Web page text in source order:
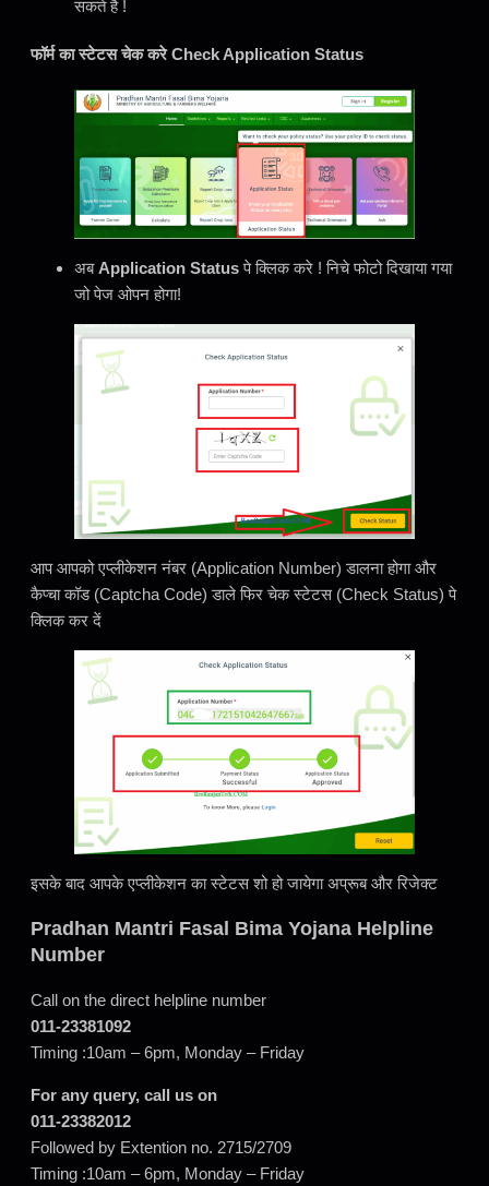
सकते है !
फॉर्म का स्टेटस चेक करे Check Application Status
अब Application Statusपे क्लिक करे ! निचे फोटो दिखाया गया
जो पेज ओपन होगा!
आप आपको एप्लीकेशन नंबर (Application Number) डालना होगा और
कैप्चा कॉड (Captcha Code) डाले फिर चेक स्टेटस (Check Status) पे
क्लिक कर दें
इसके बाद आपके एप्लीकेशन का स्टेटस शो हो जायेगा अप्रूब और रिजेक्ट
Pradhan Mantri Fasal Bima Yojana Helpline
Number
Call on the direct helpline number
011-23381092
Timing :10am – 6pm, Monday – Friday
For any query, call us on
011-23382012
Followed by Extention no. 2715/2709
Timing :10am – 6pm, Monday – Friday